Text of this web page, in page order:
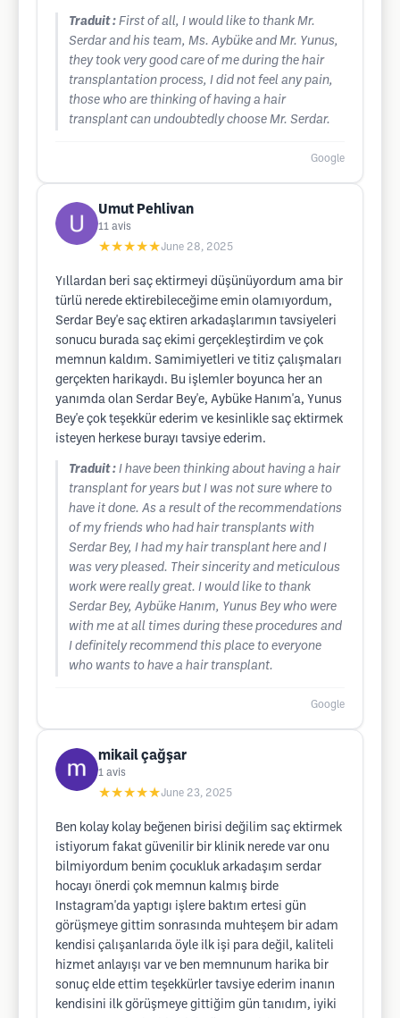
Traduit : First of all, I would like to thank Mr.
Serdar and his team, Ms. Aybüke and Mr. Yunus,
they took very good care of me during the hair
transplantation process, I did not feel any pain,
those who are thinking of having a hair
transplant can undoubtedly choose Mr. Serdar.
Google
Umut Pehlivan
11 avis
★★★★★June 28, 2025
Yıllardan beri saç ektirmeyi düşünüyordum ama bir
türlü nerede ektirebileceğime emin olamıyordum,
Serdar Bey'e saç ektiren arkadaşlarımın tavsiyeleri
sonucu burada saç ekimi gerçekleştirdim ve çok
memnun kaldım. Samimiyetleri ve titiz çalışmaları
gerçekten harikaydı. Bu işlemler boyunca her an
yanımda olan Serdar Bey'e, Aybüke Hanım'a, Yunus
Bey'e çok teşekkür ederim ve kesinlikle saç ektirmek
isteyen herkese burayı tavsiye ederim.
Traduit : I have been thinking about having a hair
transplant for years but I was not sure where to
have it done. As a result of the recommendations
of my friends who had hair transplants with
Serdar Bey, I had my hair transplant here and I
was very pleased. Their sincerity and meticulous
work were really great. I would like to thank
Serdar Bey, Aybüke Hanım, Yunus Bey who were
with me at all times during these procedures and
I definitely recommend this place to everyone
who wants to have a hair transplant.
Google
mikail çağşar
1 avis
★★★★★June 23, 2025
Ben kolay kolay beğenen birisi değilim saç ektirmek
istiyorum fakat güvenilir bir klinik nerede var onu
bilmiyordum benim çocukluk arkadaşım serdar
hocayı önerdi çok memnun kalmış birde
Instagram'da yaptıgı işlere baktım ertesi gün
görüşmeye gittim sonrasında muhteşem bir adam
kendisi çalışanlarıda öyle ilk işi para değil, kaliteli
hizmet anlayışı var ve ben memnunum harika bir
sonuç elde ettim teşekkürler tavsiye ederim inanın
kendisini ilk görüşmeye gittiğim gün tanıdım, iyiki